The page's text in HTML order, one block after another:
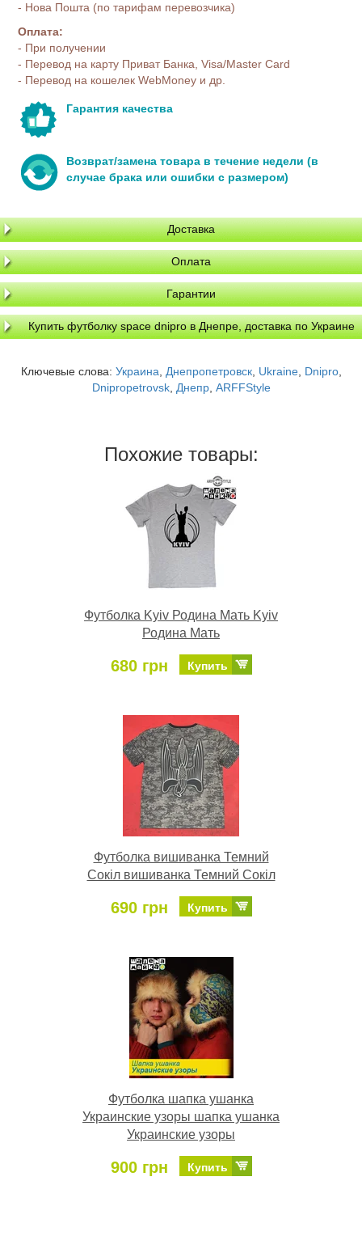
- Нова Пошта (по тарифам перевозчика)
Оплата:
- При получении
- Перевод на карту Приват Банка, Visa/Master Card
- Перевод на кошелек WebMoney и др.
Гарантия качества
Возврат/замена товара в течение недели (в
случае брака или ошибки с размером)
Доставка
Оплата
Гарантии
Купить футболку space dnipro в Днепре, доставка по Украине
Ключевые слова: Украина Днепропетровск, Ukraine, Dnipro,
Dnipropetrovsk, Днепр, ARFFStyle
Похожие товары:
Футболка Kyiv Родина Мать Kyiv
Родина Мать
680 грн Купить
Футболка вишиванка Темний
Сокіл вишиванка Темний Сокіл
690 грн Купить
Футболка шапка ушанка
Украинские узоры шапка ушанка
Украинские узоры
900 грн Купить